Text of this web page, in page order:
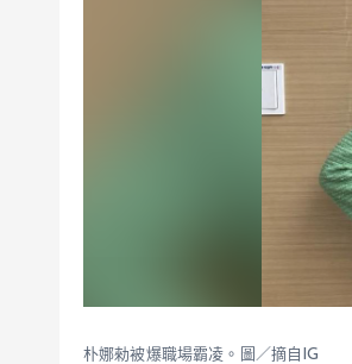
朴娜勑被爆職場霸凌。圖／摘自IG